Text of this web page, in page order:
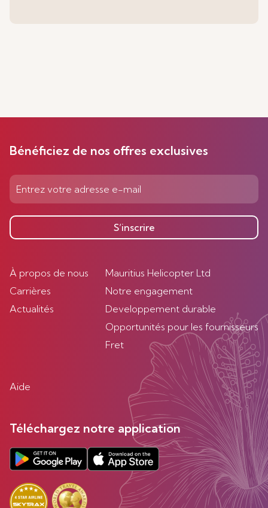
Bénéficiez de nos offres exclusives
S’inscrire
À propos de nous
Carrières
Actualités
Mauritius Helicopter Ltd
Notre engagement
Developpement durable
Opportunités pour les fournisseurs
Fret
Aide
Téléchargez notre application